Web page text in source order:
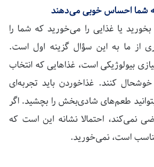
به شما احساس خوبی می‌دهند
یا غذایی را می‌خورید که شما را
از ما به این سؤال گزینه اول است.
بیولوژیکی است، غذاهایی که انتخاب
کنند. غذاخوردن باید تجربه‌ای
طعم‌های شادی‌بخش را بچشید. اگر
نمی‌کند، احتمالا نشانه این است که
است، نمی‌خورید.